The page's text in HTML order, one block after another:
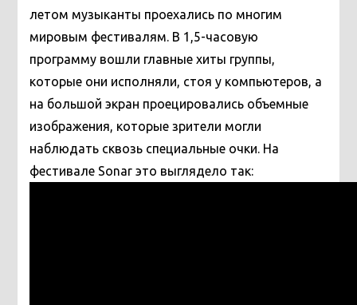
летом музыканты проехались по многим
мировым фестивалям. В 1,5-часовую
программу вошли главные хиты группы,
которые они исполняли, стоя у компьютеров, а
на большой экран проецировались объемные
изображения, которые зрители могли
наблюдать сквозь специальные очки. На
фестивале Sonar это выглядело так: